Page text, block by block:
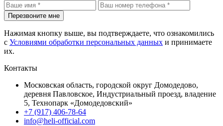
Перезвоните мне
Нажимая кнопку выше, вы подтверждаете, что ознакомились
с Условиями обработки персональных данных и принимаете
их.
Контакты
Московская область, городской округ Домодедово,
деревня Павловское, Индустриальный проезд, владение
5, Технопарк «Домодедовский»
+7 (917) 406-78-64
info@heli-official.com